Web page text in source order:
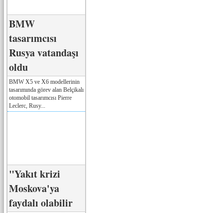
BMW
tasarımcısı
Rusya vatandaşı
oldu
BMW X5 ve X6 modellerinin
tasarımında görev alan Belçikalı
otomobil tasarımcısı Pierre
Leclerc, Rusy...
"Yakıt krizi
Moskova'ya
faydalı olabilir